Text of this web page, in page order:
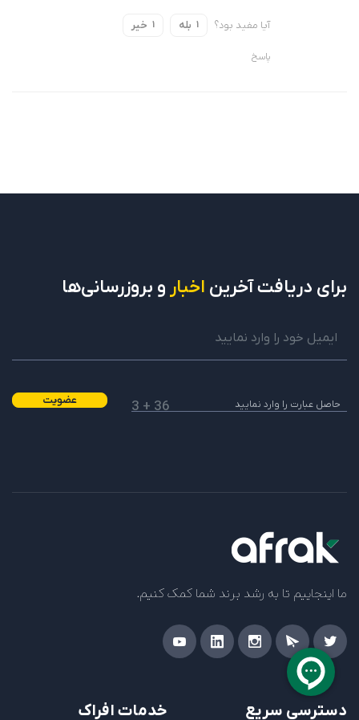
آیا مفید بود؟ 1 بله 1 خیر
پاسخ
برای دریافتآخرین اخبار و بروزرسانی‌ها
36 + 3 عضویت
ما اینجاییم تا به رشد برند شما کمک کنیم.
دسترسی سریع خدمات افراک